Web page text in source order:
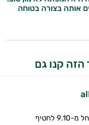
אותה בצורה בטוחה
קנו גם
המחיר המשתלם בישראל החל מ-9.10 לחטיף